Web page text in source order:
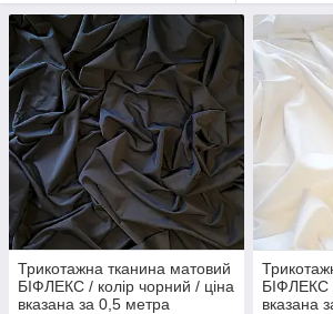
Трикотажна тканина матовий
БІФЛЕКС / колір чорний / ціна
вказана за 0,5 метра
БІФЛЕКС /
вказана